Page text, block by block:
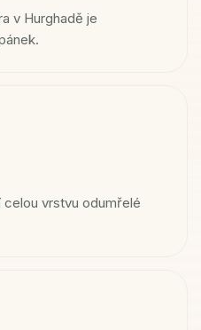
v Hurghadě je
celou vrstvu odumřelé